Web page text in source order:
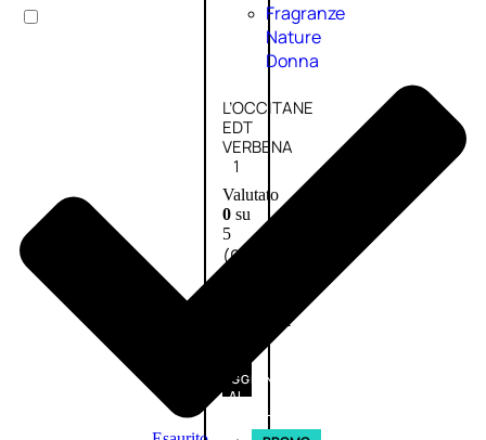
Fragranze
Nature
Donna
L’OCCITANE
EDT
VERBENA
1
Valutato
0su
5
(0)
€
AGGIUNGI
AL
CARRELLO